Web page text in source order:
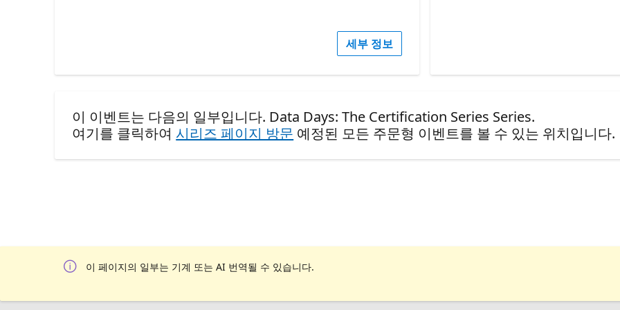
세부 정보
이 이벤트는 다음의 일부입니다. Data Days: The Certification Series Series.
여기를 클릭하여 시리즈 페이지 방문 예정된 모든 주문형 이벤트를 볼 수 있는 위치입니다.
이 페이지의 일부는 기계 또는 AI 번역될 수 있습니다.